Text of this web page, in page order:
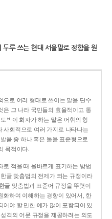
루 쓰는 현대 서울말로 정함을 원
으로 여러 형태로 쓰이는 말을 단수
은 그 나라 국민들의 효율적이고 통
박이 화자가 하는 말은 어휘의 형
사회적으로 여러 가지로 나타나는
음 중 하나 혹은 둘을 표준형으로
목적이다.
로 적을 때 올바르게 표기하는 방법
글 맞춤법의 전제가 되는 규정이라
글 맞춤법과 표준어 규정을 뚜렷이
화하여 이해하는 경향이 있어서, 한
야 할 만한 예가 많이 포함되어 있
격의 어문 규정을 제공하려는 의도